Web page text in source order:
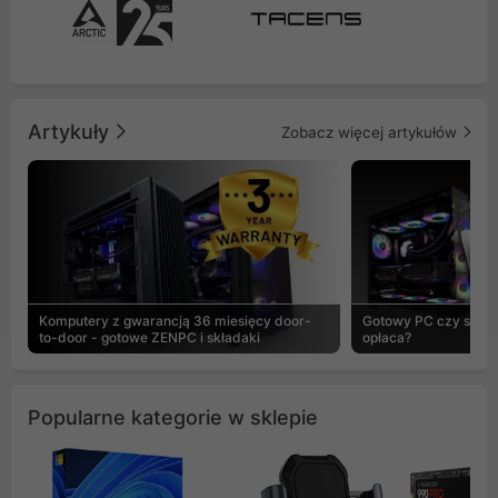
Artykuły Zobacz więcej artykułów
Komputery z gwarancją 36 miesięcy door-
to-door - gotowe ZENPC i składaki
Gotowy PC czy
opłaca?
Popularne kategorie w sklepie